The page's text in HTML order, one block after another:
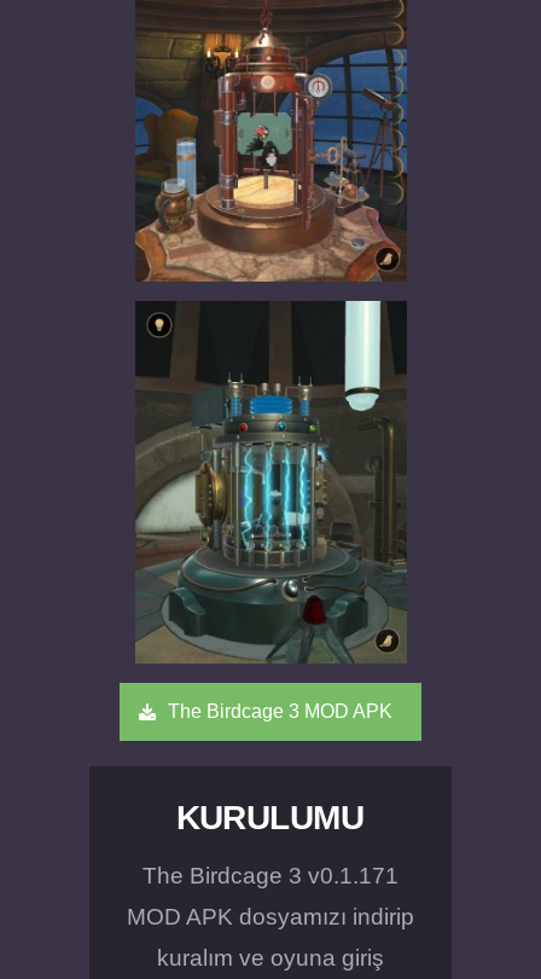
The Birdcage 3 MOD APK
KURULUMU
The Birdcage 3 v0.1.171
MOD APK dosyamızı indirip
kuralım ve oyuna giriş